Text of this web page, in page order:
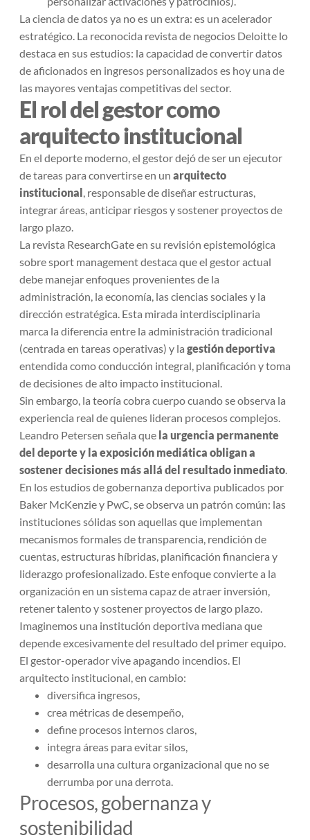
La ciencia de datos ya no es un extra: es un acelerador
estratégico. La reconocida revista de negocios Deloitte lo
destaca en sus estudios: la capacidad de convertir datos
de aficionados en ingresos personalizados es hoy una de
las mayores ventajas competitivas del sector.
El rol del gestor como
arquitecto institucional
En el deporte moderno, el gestor dejó de ser un ejecutor
de tareas para convertirse en un arquitecto
institucional, responsable de diseñar estructuras,
integrar áreas, anticipar riesgos y sostener proyectos de
largo plazo.
La revista ResearchGate en su revisión epistemológica
sobre sport management destaca que el gestor actual
debe manejar enfoques provenientes de la
administración, la economía, las ciencias sociales y la
dirección estratégica. Esta mirada interdisciplinaria
marca la diferencia entre la administración tradicional
(centrada en tareas operativas) y la gestión deportiva
entendida como conducción integral, planificación y toma
de decisiones de alto impacto institucional.
Sin embargo, la teoría cobra cuerpo cuando se observa la
experiencia real de quienes lideran procesos complejos.
Leandro Petersen señala que la urgencia permanente
del deporte y la exposición mediática obligan a
sostener decisiones más allá del resultado inmediato.
En los estudios de gobernanza deportiva publicados por
Baker McKenzie y PwC, se observa un patrón común: las
instituciones sólidas son aquellas que implementan
mecanismos formales de transparencia, rendición de
cuentas, estructuras híbridas, planificación financiera y
liderazgo profesionalizado. Este enfoque convierte a la
organización en un sistema capaz de atraer inversión,
retener talento y sostener proyectos de largo plazo.
Imaginemos una institución deportiva mediana que
depende excesivamente del resultado del primer equipo.
El gestor-operador vive apagando incendios. El
arquitecto institucional, en cambio:
diversifica ingresos,
crea métricas de desempeño,
define procesos internos claros,
integra áreas para evitar silos,
desarrolla una cultura organizacional que no se
derrumba por una derrota.
Procesos, gobernanza y
sostenibilidad